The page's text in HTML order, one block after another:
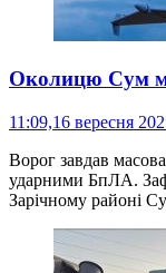
Околицю Сум
11:09,16 вересня
Ворог завдав
ударними БпЛА.
Зарічному районі